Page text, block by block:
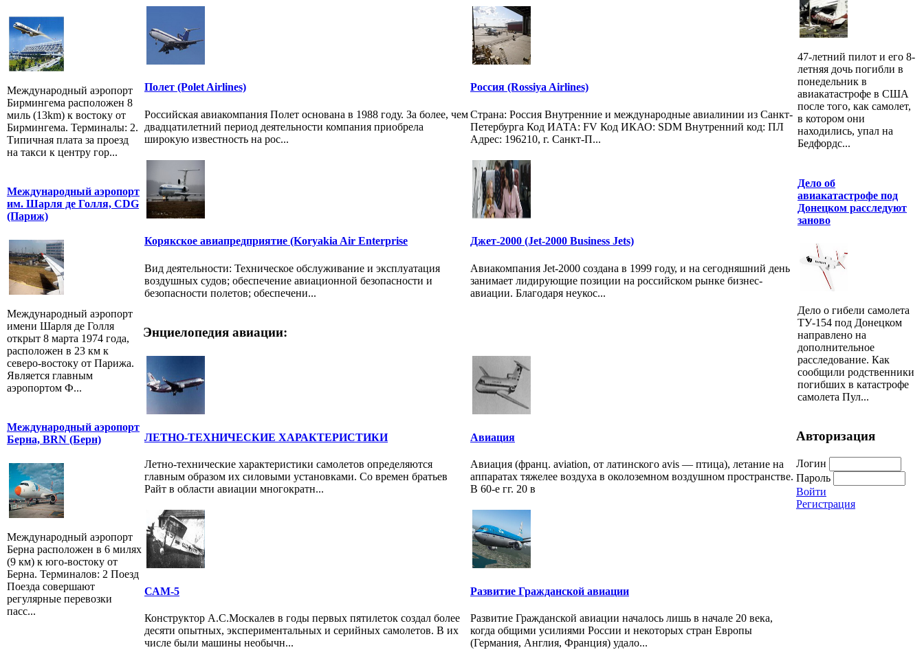
Международный аэропорт
Бирмингема расположен 8
миль (13km) к востоку от
Бирмингема. Терминалы: 2.
Типичная плата за проезд
на такси к центру гор...
Международный аэропорт
им. Шарля де Голля, CDG
(Париж)
Международный аэропорт
имени Шарля де Голля
открыт 8 марта 1974 года,
расположен в 23 км к
северо-востоку от Парижа.
Является главным
аэропортом Ф...
Международный аэропорт
Берна, BRN (Берн)
Международный аэропорт
Берна расположен в 6 милях
(9 км) к юго-востоку от
Берна. Терминалов: 2 Поезд
Поезда совершают
регулярные перевозки
пасс...
Полет (Polet Airlines)
Российская авиакомпания Полет основана в 1988 году. За более, чем
двадцатилетний период деятельности компания приобрела
широкую известность на рос...
Россия (Rossiya Airlines)
Страна: Россия Внутренние и международные авиалинии из Санкт-
Петербурга Код ИАТА: FV Код ИКАО: SDM Внутренний код: ПЛ
Адрес: 196210, г. Санкт-П...
Корякское авиапредприятие (Koryakia Air Enterprise
Вид деятельности: Техническое обслуживание и эксплуатация
воздушных судов; обеспечение авиационной безопасности и
безопасности полетов; обеспечени...
Джет-2000 (Jet-2000 Business Jets)
Авиакомпания Jet-2000 создана в 1999 году, и на сегодняшний день
занимает лидирующие позиции на российском рынке бизнес-
авиации. Благодаря неукос...
Энциелопедия авиации:
ЛЕТНО-ТЕХНИЧЕСКИЕ ХАРАКТЕРИСТИКИ
Летно-технические характеристики самолетов определяются
главным образом их силовыми установками. Со времен братьев
Райт в области авиации многократн...
Авиация
Авиация (франц. aviation, от латинского avis — птица), летание на
аппаратах тяжелее воздуха в околоземном воздушном пространстве.
В 60-е гг. 20 в
САМ-5
Конструктор А.С.Москалев в годы первых пятилеток создал более
десяти опытных, экспериментальных и серийных самолетов. В их
числе были машины необычн...
Развитие Гражданской авиации
Развитие Гражданской авиации началось лишь в начале 20 века,
когда общими усилиями России и некоторых стран Европы
(Германия, Англия, Франция) удало...
47-летний пилот и его 8-
летняя дочь погибли в
понедельник в
авиакатастрофе в США
после того, как самолет,
в котором они
находились, упал на
Бедфордс...
Дело об
авиакатастрофе под
Донецком расследуют
заново
Дело о гибели самолета
ТУ-154 под Донецком
направлено на
дополнительное
расследование. Как
сообщили родственники
погибших в катастрофе
самолета Пул...
Авторизация
Логин
Пароль
Войти
Регистрация